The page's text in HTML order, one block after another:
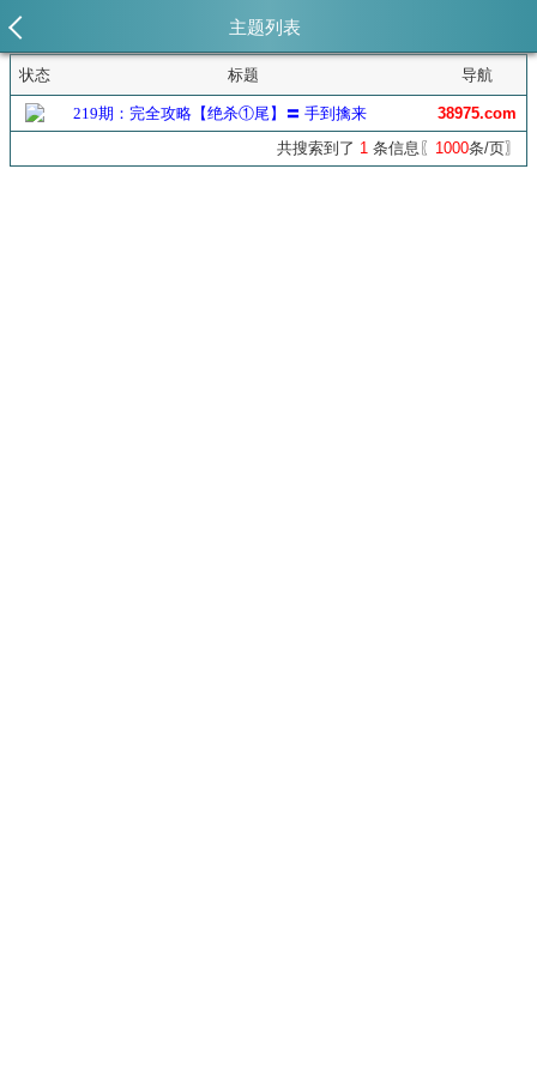
主题列表
状态 标题 导航
219期：完全攻略【绝杀①尾】〓 手到擒来
38975.com
共搜索到了 1 条信息〖 1000条/页〗